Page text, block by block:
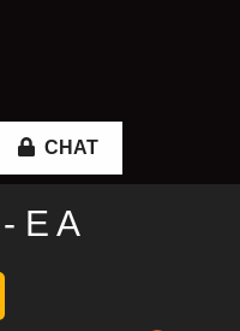
CHAT
E A